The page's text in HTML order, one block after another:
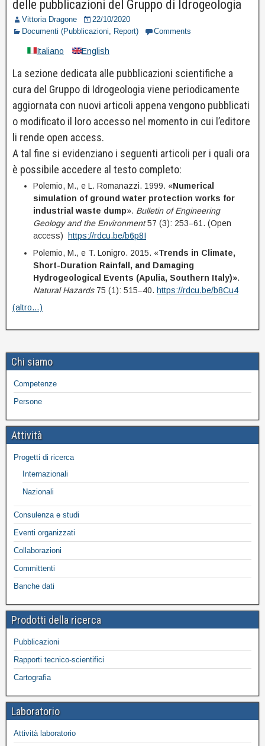
delle pubblicazioni del Gruppo di Idrogeologia
Vittoria Dragone
22/10/2020
Documenti (Pubblicazioni, Report)
Comments
Italiano English
La sezione dedicata alle pubblicazioni scientifiche a
cura del Gruppo di Idrogeologia viene periodicamente
aggiornata con nuovi articoli appena vengono pubblicati
o modificato il loro accesso nel momento in cui l’editore
li rende open access.
A tal fine si evidenziano i seguenti articoli per i quali ora
è possibile accedere al testo completo:
Polemio, M., e L. Romanazzi. 1999. «Numerical
simulation of ground water protection works for
industrial waste dump». Bulletin of Engineering
Geology and the Environment57 (3): 253–61. (Open
access)
https://rdcu.be/b6p8I
Polemio, M., e T. Lonigro. 2015. «Trends in Climate,
Short-Duration Rainfall, and Damaging
Hydrogeological Events (Apulia, Southern Italy)».
Natural Hazards75 (1): 515–40. https://rdcu.be/b8Cu4
(altro…)
Chi siamo
Competenze
Persone
Attività
Progetti di ricerca
Internazionali
Nazionali
Consulenza e studi
Eventi organizzati
Collaborazioni
Committenti
Banche dati
Prodotti della ricerca
Pubblicazioni
Rapporti tecnico-scientifici
Cartografia
Laboratorio
Attività laboratorio